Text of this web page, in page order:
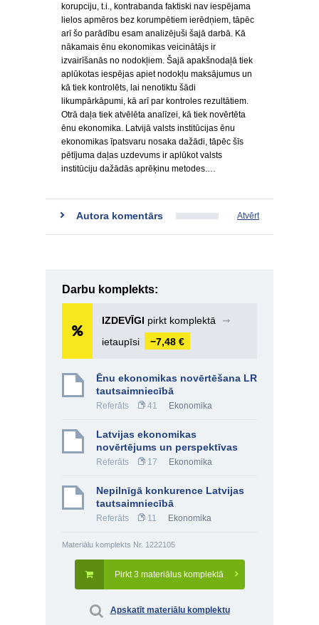
korupciju, t.i., kontrabanda faktiski nav iespējama
lielos apmēros bez korumpētiem ierēdņiem, tāpēc
arī šo parādību esam analizējuši šajā darbā. Kā
nākamais ēnu ekonomikas veicinātājs ir
izvairīšanās no nodokļiem. Šajā apakšnodaļā tiek
aplūkotas iespējas apiet nodokļu maksājumus un
kā tiek kontrolēts, lai nenotiktu šādi
likumpārkāpumi, kā arī par kontroles rezultātiem.
Otrā daļa tiek atvēlēta analīzei, kā tiek novērtēta
ēnu ekonomika. Latvijā valsts institūcijas ēnu
ekonomikas īpatsvaru nosaka dažādi, tāpēc šīs
pētījuma daļas uzdevums ir aplūkot valsts
institūciju dažādās aprēķinu metodes.…
Autora komentārs Atvērt
Darbu komplekts:
IZDEVĪGI pirkt komplektā
➞
ietaupīsi
−7,48 €
Ēnu ekonomikas novērtēšana LR
tautsaimniecībā
Referāts 41 Ekonomika
Latvijas ekonomikas
novērtējums un perspektīvas
Referāts 17 Ekonomika
Nepilnīgā konkurence Latvijas
tautsaimniecībā
Referāts 11 Ekonomika
Materiālu komplekts Nr. 1222105
Pirkt 3 materiālus komplektā
Apskatīt materiālu komplektu